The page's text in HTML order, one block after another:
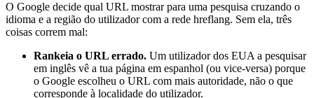
O Google decide qual URL mostrar para uma pesquisa cruzando o
idioma e a região do utilizador com a rede hreflang. Sem ela, três
coisas correm mal:
Rankeia o URL errado. Um utilizador dos EUA a pesquisar
em inglês vê a tua página em espanhol (ou vice-versa) porque
o Google escolheu o URL com mais autoridade, não o que
corresponde à localidade do utilizador.